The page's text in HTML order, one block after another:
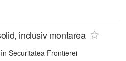
inclusiv montarea
Securitatea Frontierei